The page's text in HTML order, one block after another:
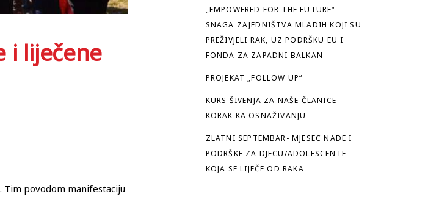
i liječene
Tim povodom manifestaciju
„EMPOWERED FOR THE FUTURE“ –
SNAGA ZAJEDNIŠTVA MLADIH KOJI SU
PREŽIVJELI RAK, UZ PODRŠKU EU I
FONDA ZA ZAPADNI BALKAN
PROJEKAT „FOLLOW UP“
KURS ŠIVENJA ZA NAŠE ČLANICE –
KORAK KA OSNAŽIVANJU
ZLATNI SEPTEMBAR- MJESEC NADE I
PODRŠKE ZA DJECU/ADOLESCENTE
KOJA SE LIJEČE OD RAKA